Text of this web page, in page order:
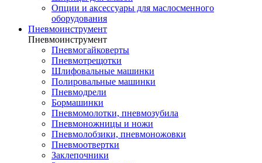
Опции и аксессуары для маслосменного
оборудования
Пневмоинструмент
Пневмоинструмент
Пневмогайковерты
Пневмотрещотки
Шлифовальные машинки
Полировальные машинки
Пневмодрели
Бормашинки
Пневмомолотки, пневмозубила
Пневмоножницы и ножи
Пневмолобзики, пневмоножовки
Пневмоотвертки
Заклепочники